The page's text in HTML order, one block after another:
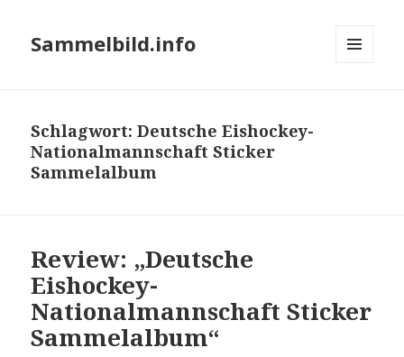
Sammelbild.info
Schlagwort:Deutsche Eishockey-
Nationalmannschaft Sticker
Sammelalbum
Review: „Deutsche
Eishockey-
Nationalmannschaft Sticker
Sammelalbum“